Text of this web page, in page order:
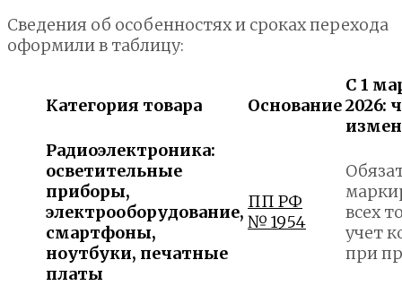
Сведения об особенностях и сроках перехода
оформили в таблицу:
Категория товара Основание
С 1
2026:
Радиоэлектроника:
осветительные
приборы,
электрооборудование,
смартфоны,
ноутбуки, печатные
платы
ПП РФ
№ 1954
всех
учет
при